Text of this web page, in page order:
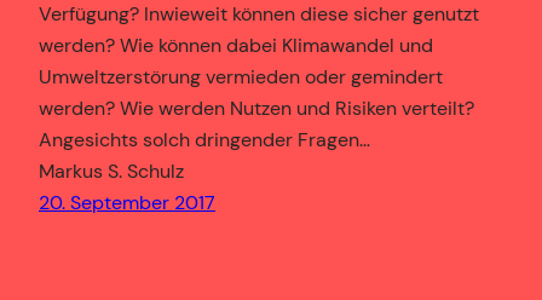
Verfügung? Inwieweit können diese sicher genutzt
werden? Wie können dabei Klimawandel und
Umweltzerstörung vermieden oder gemindert
werden? Wie werden Nutzen und Risiken verteilt?
Angesichts solch dringender Fragen…
Markus S. Schulz
20. September 2017